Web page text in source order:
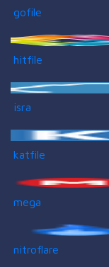
gofile
hitfile
isra
katfile
mega
nitroflare